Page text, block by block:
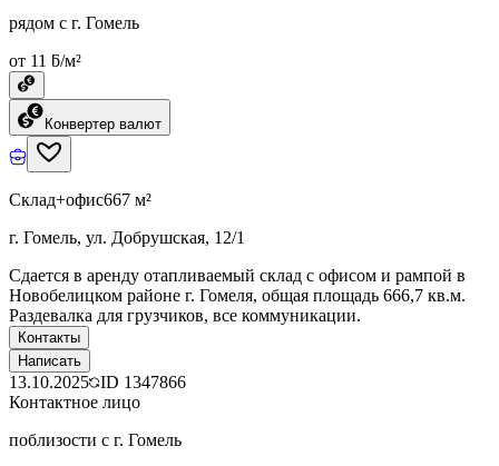
рядом с г. Гомель
от 11 ƃ/м²
Конвертер валют
Склад+офис667 м²
г. Гомель, ул. Добрушская, 12/1
Сдается в аренду отапливаемый склад с офисом и рампой в
Новобелицком районе г. Гомеля, общая площадь 666,7 кв.м.
Раздевалка для грузчиков, все коммуникации.
Контакты
Написать
13.10.2025 ID 1347866
Контактное лицо
поблизости с г. Гомель